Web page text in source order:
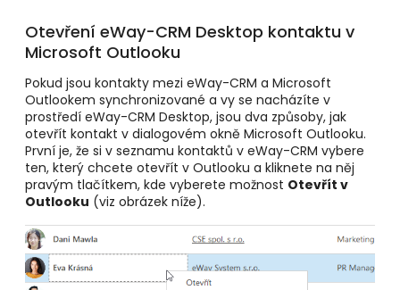
Otevření eWay-CRM Desktop kontaktu v
Microsoft Outlooku
Pokud jsou kontakty mezi eWay-CRM a Microsoft
Outlookem synchronizované a vy se nacházíte v
prostředí eWay-CRM Desktop, jsou dva způsoby, jak
otevřít kontakt v dialogovém okně Microsoft Outlooku.
První je, že si v seznamu kontaktů v eWay-CRM vybere
ten, který chcete otevřít v Outlooku a kliknete na něj
pravým tlačítkem, kde vyberete možnost Otevřít v
Outlooku (viz obrázek níže).